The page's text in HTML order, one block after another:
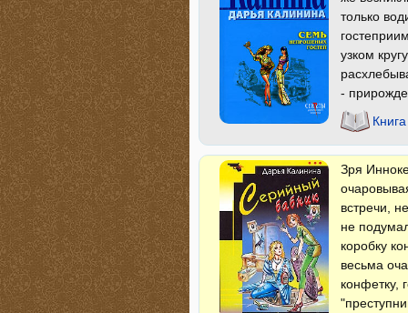
только
узком
-
Зря
встречи,
не
коробку
весьма
конфетку,